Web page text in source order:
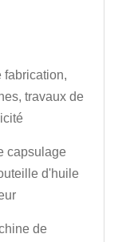
fabrication,
travaux de
capsulage
d'huile
de